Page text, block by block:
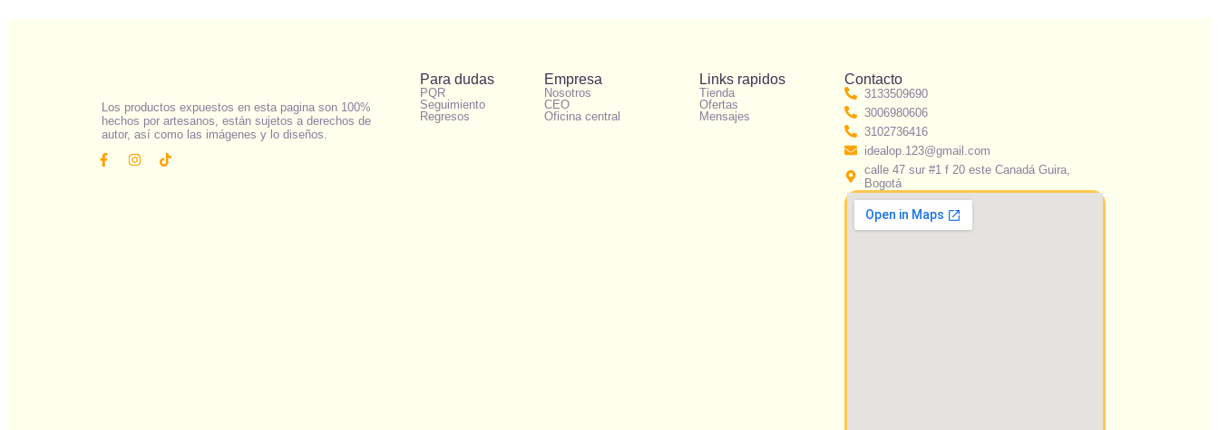
Los productos expuestos en esta pagina son 100%
hechos por artesanos, están sujetos a derechos de
autor, así como las imágenes y lo diseños.
Para dudas
PQR
Seguimiento
Regresos
Empresa
Nosotros
CEO
Oficina central
Links rapidos
Tienda
Ofertas
Mensajes
Contacto
3133509690
3006980606
3102736416
idealop.123@gmail.com
calle 47 sur #1 f 20 este Canadá Guira,
Bogotá